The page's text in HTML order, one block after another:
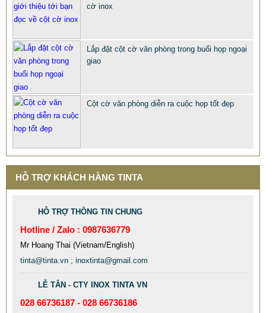
QUÀ TẶNG Ý NGHĨA CHO SẾP – ĐỘC LẠ, SANG TRỌNG -
2.968.680 VNĐ2.986.860 VNĐ
cờ inox
Lắp đặt cột cờ văn phòng trong buổi họp ngoại
giao
Cột cờ văn phòng diễn ra cuộc họp tốt đẹp
HỖ TRỢ KHÁCH HÀNG TINTA
HỖ TRỢ THÔNG TIN CHUNG
Hotline / Zalo : 0987636779
Mr Hoang Thai (Vietnam/English)
tinta@tinta.vn ; inoxtinta@gmail.com
LỄ TÂN - CTY INOX TINTA VN
028 66736187 - 028 66736186